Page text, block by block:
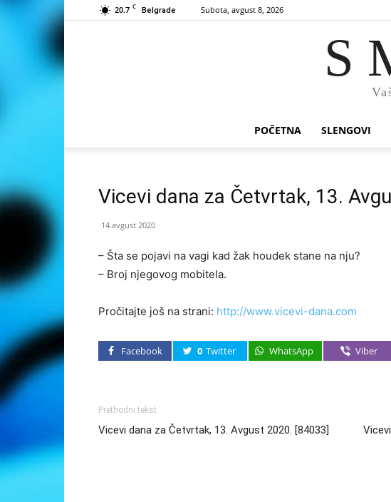
20.7 C Belgrade Subota, avgust 8, 2026
S
POČETNA SLENGOVI
Vicevi dana za Četvrtak, 13.
14.avgust 2020
– Šta se pojavi na vagi kad žak houdek stane na nju?
– Broj njegovog mobitela.
Pročitajte još na strani: http://www.vicevi-dana.com
Facebook 0 Twitter WhatsApp Viber
Prethodni tekst
Vicevi dana za Četvrtak, 13. Avgust 2020. [84033]